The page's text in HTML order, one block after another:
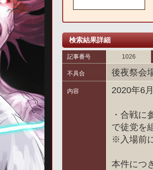
検索結果詳細
記事番号 1026
不具合 後夜祭会
内容 2020年6
・合戦に
で徒党を
※入場前
本件につ